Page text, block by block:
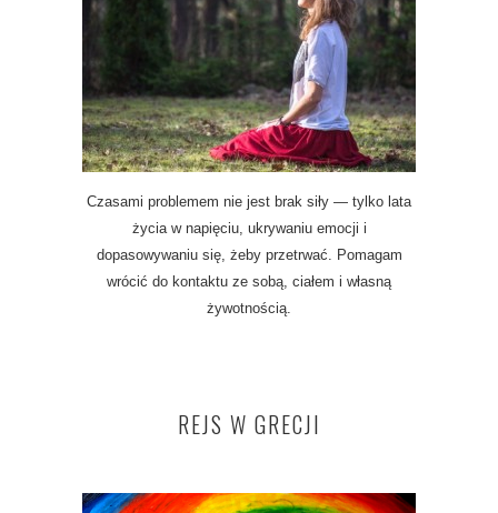
Czasami problemem nie jest brak siły — tylko lata
życia w napięciu, ukrywaniu emocji i
dopasowywaniu się, żeby przetrwać. Pomagam
wrócić do kontaktu ze sobą, ciałem i własną
żywotnością.
REJS W GRECJI